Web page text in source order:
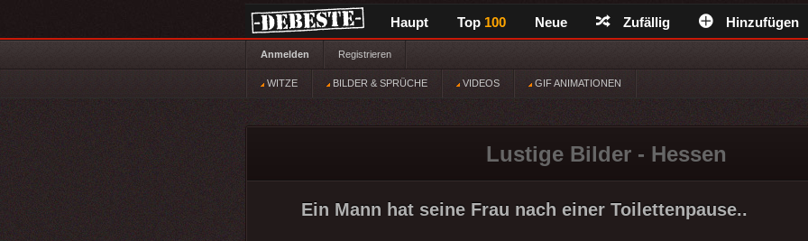
Haupt Top 100 Neue Zufällig Hinzufügen
Anmelden Registrieren
WITZE BILDER & SPRÜCHE VIDEOS GIF ANIMATIONEN
Lustige Bilder - Hessen
Ein Mann hat seine Frau nach einer Toilettenpause..